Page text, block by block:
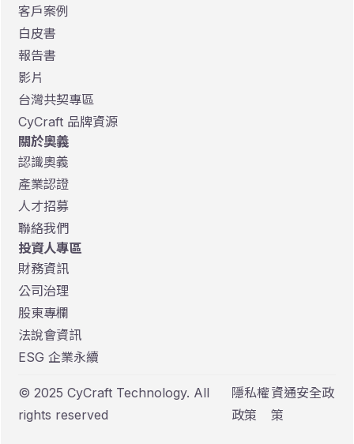
客戶案例
白皮書
報告書
影片
台灣共契專區
CyCraft 品牌資源
關於奧義
認識奧義
產業認證
人才招募
聯絡我們
投資人專區
財務資訊
公司治理
股東專欄
法說會資訊
ESG 企業永續
© 2025 CyCraft Technology. All
rights reserved
隱私權
政策
資通安全政
策